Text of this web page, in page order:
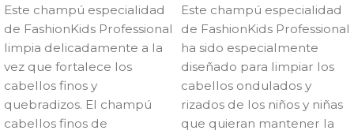
Este champú especialidad
de FashionKids Professional
limpia delicadamente a la
vez que fortalece los
cabellos finos y
quebradizos. El champú
cabellos finos de
Este champú especialidad
de FashionKids Professional
ha sido especialmente
diseñado para limpiar los
cabellos ondulados y
rizados de los niños y niñas
que quieran mantener la